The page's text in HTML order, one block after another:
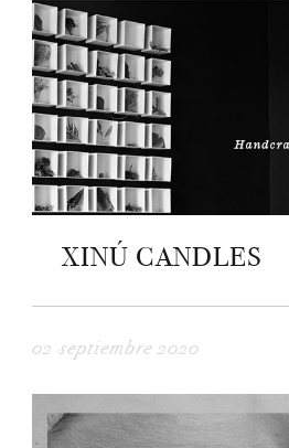
XINÚ CANDLES
02 septiembre 2020